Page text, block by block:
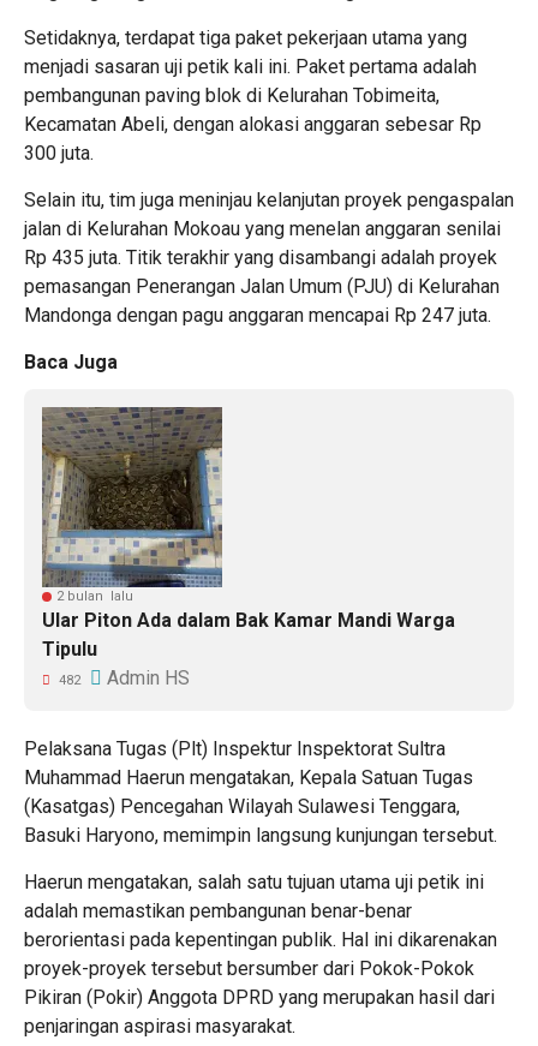
​Setidaknya, terdapat tiga paket pekerjaan utama yang
menjadi sasaran uji petik kali ini. Paket pertama adalah
pembangunan paving blok di Kelurahan Tobimeita,
Kecamatan Abeli, dengan alokasi anggaran sebesar Rp
300 juta.
Selain itu, tim juga meninjau kelanjutan proyek pengaspalan
jalan di Kelurahan Mokoau yang menelan anggaran senilai
Rp 435 juta. Titik terakhir yang disambangi adalah proyek
pemasangan Penerangan Jalan Umum (PJU) di Kelurahan
Mandonga dengan pagu anggaran mencapai Rp 247 juta.
Baca Juga
2 bulan lalu
Ular Piton Ada dalam Bak Kamar Mandi Warga
Tipulu
482 Admin HS
Pelaksana Tugas (Plt) Inspektur Inspektorat Sultra
Muhammad Haerun mengatakan, ​Kepala Satuan Tugas
(Kasatgas) Pencegahan Wilayah Sulawesi Tenggara,
Basuki Haryono, memimpin langsung kunjungan tersebut.
Haerun mengatakan, salah satu tujuan utama uji petik ini
adalah memastikan pembangunan benar-benar
berorientasi pada kepentingan publik. Hal ini dikarenakan
proyek-proyek tersebut bersumber dari Pokok-Pokok
Pikiran (Pokir) Anggota DPRD yang merupakan hasil dari
penjaringan aspirasi masyarakat.